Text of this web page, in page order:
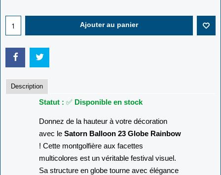
Ajouter au panier
Description
Statut : ✅ Disponible en stock
Donnez de la hauteur à votre décoration
avec le Satorn Balloon 23 Globe Rainbow
! Cette montgolfière aux facettes
multicolores est un véritable festival visuel.
Sa structure en globe tourne avec élégance